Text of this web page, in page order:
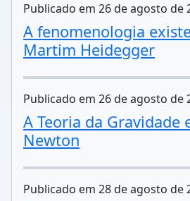
Publicado em 26 de agosto de
A fenomenologia
Martim Heidegger
Publicado em 26 de agosto de
A Teoria da Gravidade
Newton
Publicado em 28 de agosto de